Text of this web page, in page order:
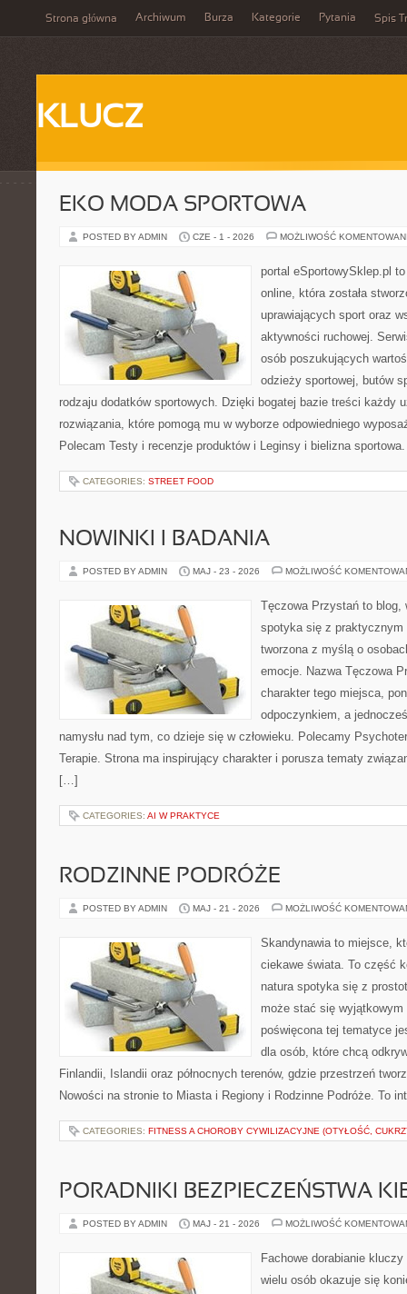
Strona główna Archiwum Burza Kategorie Pytania Spis
KLUCZ
EKO MODA SPORTOWA
POSTED BY ADMIN CZE - 1 - 2026 MOŻLIWOŚĆ
portal eSportowySklep.pl
online, która została
uprawiających sport oraz
aktywności ruchowej.
osób poszukujących
odzieży sportowej, butów
rodzaju dodatków sportowych. Dzięki bogatej bazie treści każdy
rozwiązania, które pomogą mu w wyborze odpowiedniego
Polecam Testy i recenzje produktów i Leginsy i bielizna
CATEGORIES: STREET FOOD
NOWINKI I BADANIA
POSTED BY ADMIN MAJ - 23 - 2026 MOŻLIWOŚĆ
Tęczowa Przystań to
spotyka się z praktycznym
tworzona z myślą o
emocje. Nazwa Tęczowa
charakter tego miejsca,
odpoczynkiem, a
namysłu nad tym, co dzieje się w człowieku. Polecamy
Terapie. Strona ma inspirujący charakter i porusza tematy
[…]
CATEGORIES: AI W PRAKTYCE
RODZINNE PODRÓŻE
POSTED BY ADMIN MAJ - 21 - 2026 MOŻLIWOŚĆ
Skandynawia to miejsce,
ciekawe świata. To część
natura spotyka się z
może stać się
poświęcona tej tematyce
dla osób, które chcą
Finlandii, Islandii oraz północnych terenów, gdzie przestrzeń
Nowości na stronie to Miasta i Regiony i Rodzinne Podróże. To
CATEGORIES: FITNESS A CHOROBY CYWILIZACYJNE (OTYŁOŚĆ,
PORADNIKI BEZPIECZEŃSTWA
POSTED BY ADMIN MAJ - 21 - 2026 MOŻLIWOŚĆ
Fachowe dorabianie
wielu osób okazuje się